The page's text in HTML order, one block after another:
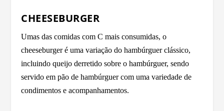
CHEESEBURGER
Umas das comidas com C mais consumidas, o
cheeseburger é uma variação do hambúrguer clássico,
incluindo queijo derretido sobre o hambúrguer, sendo
servido em pão de hambúrguer com uma variedade de
condimentos e acompanhamentos.